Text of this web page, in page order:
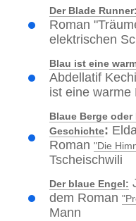
Der Blade Runner:
Roman
elektrischen
Blau ist eine
Abdellatif
ist eine warme
Blaue Berge
Geschichte:
Roman "Die
Tscheischwili
Der blaue Engel:
dem Roman
Mann